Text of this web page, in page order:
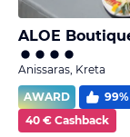
Anissaras, Kreta
AWARD
99%
40 € Cashback